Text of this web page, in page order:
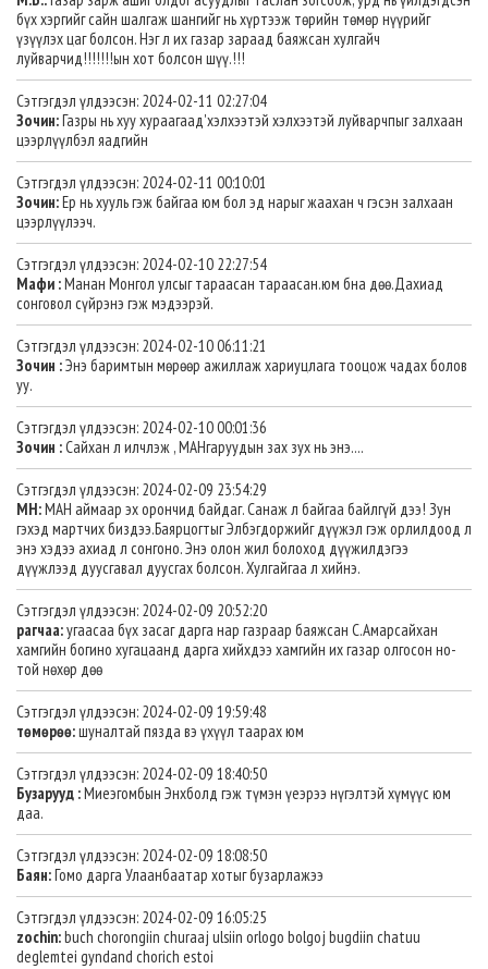
бүх хэргийг сайн шалгаж шангийг нь хүртээж төрийн төмөр нүүрийг
үзүүлэх цаг болсон. Нэг л их газар зараад баяжсан хулгайч
луйварчид!!!!!!!ын хот болсон шүү.!!!
Сэтгэгдэл үлдээсэн: 2024-02-11 02:27:04
Зочин:Газры нь хуу хураагаад'хэлхээтэй хэлхээтэй луйварчпыг залхаан
цээрлүүлбэл яадгийн
Сэтгэгдэл үлдээсэн: 2024-02-11 00:10:01
Зочин:Ер нь хууль гэж байгаа юм бол эд нарыг жаахан ч гэсэн залхаан
цээрлүүлээч.
Сэтгэгдэл үлдээсэн: 2024-02-10 22:27:54
Мафи :Манан Монгол улсыг тараасан тараасан.юм бна дөө.Дахиад
сонговол сүйрэнэ гэж мэдээрэй.
Сэтгэгдэл үлдээсэн: 2024-02-10 06:11:21
Зочин :Энэ баримтын мөрөөр ажиллаж хариуцлага тооцож чадах болов
уу.
Сэтгэгдэл үлдээсэн: 2024-02-10 00:01:36
Зочин :Сайхан л илчлэж , МАНгаруудын зах зух нь энэ....
Сэтгэгдэл үлдээсэн: 2024-02-09 23:54:29
МН:МАН аймаар эх орончид байдаг. Санаж л байгаа байлгүй дээ! Зун
гэхэд мартчих биздээ.Баярцогтыг Элбэгдоржийг дүүжэл гэж орлилдоод л
энэ хэдээ ахиад л сонгоно. Энэ олон жил болоход дүүжилдэгээ
дүүжлээд дуусгавал дуусгах болсон. Хулгайгаа л хийнэ.
Сэтгэгдэл үлдээсэн: 2024-02-09 20:52:20
рагчаа:угаасаа бүх засаг дарга нар газраар баяжсан С.Амарсайхан
хамгийн богино хугацаанд дарга хийхдээ хамгийн их газар олгосон но-
той нөхөр дөө
Сэтгэгдэл үлдээсэн: 2024-02-09 19:59:48
төмөрөө:шуналтай пязда вэ үхүүл таарах юм
Сэтгэгдэл үлдээсэн: 2024-02-09 18:40:50
Бузарууд :Миеэгомбын Энхболд гэж түмэн үеэрээ нүгэлтэй хүмүүс юм
даа.
Сэтгэгдэл үлдээсэн: 2024-02-09 18:08:50
Баян:Гомо дарга Улаанбаатар хотыг бузарлажээ
Сэтгэгдэл үлдээсэн: 2024-02-09 16:05:25
zochin:buch chorongiin churaaj ulsiin orlogo bolgoj bugdiin chatuu
deglemtei gyndand chorich estoi